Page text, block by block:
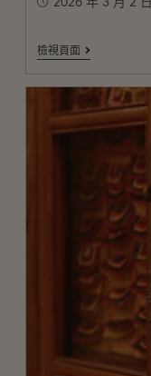
2026 年 3 月 2 日
檢視頁面